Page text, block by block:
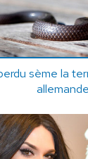
sème la
allemande